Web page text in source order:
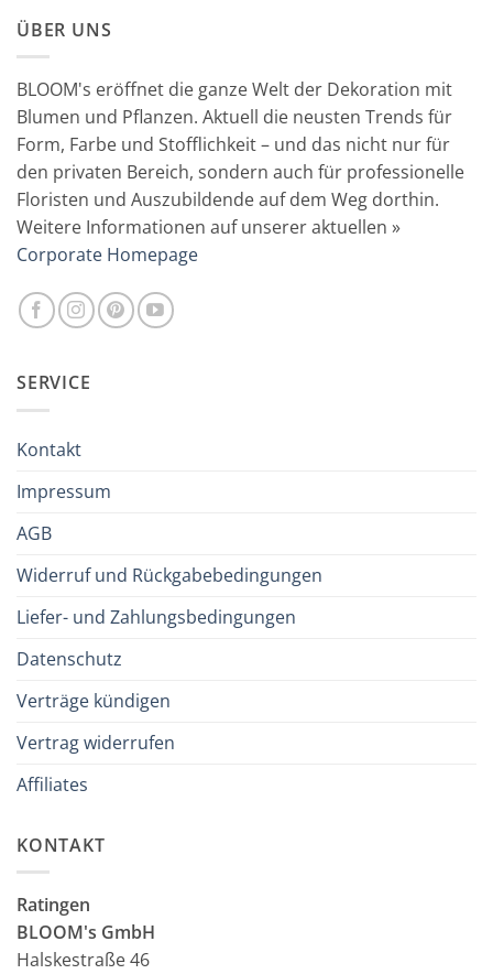
ÜBER UNS
BLOOM's eröffnet die ganze Welt der Dekoration mit
Blumen und Pflanzen. Aktuell die neusten Trends für
Form, Farbe und Stofflichkeit – und das nicht nur für
den privaten Bereich, sondern auch für professionelle
Floristen und Auszubildende auf dem Weg dorthin.
Weitere Informationen auf unserer aktuellen »
Corporate Homepage
SERVICE
Kontakt
Impressum
AGB
Widerruf und Rückgabebedingungen
Liefer- und Zahlungsbedingungen
Datenschutz
Verträge kündigen
Vertrag widerrufen
Affiliates
KONTAKT
Ratingen
BLOOM's GmbH
Halskestraße 46